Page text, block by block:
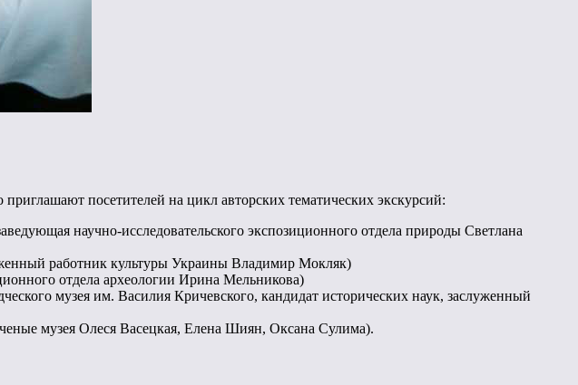
посетителей на цикл авторских тематических экскурсий:
научно-исследовательского экспозиционного отдела природы Светлана
работник культуры Украины Владимир Мокляк)
отдела археологии Ирина Мельникова)
музея им. Василия Кричевского, кандидат исторических наук, заслуженный
музея Олеся Васецкая, Елена Шиян, Оксана Сулима).